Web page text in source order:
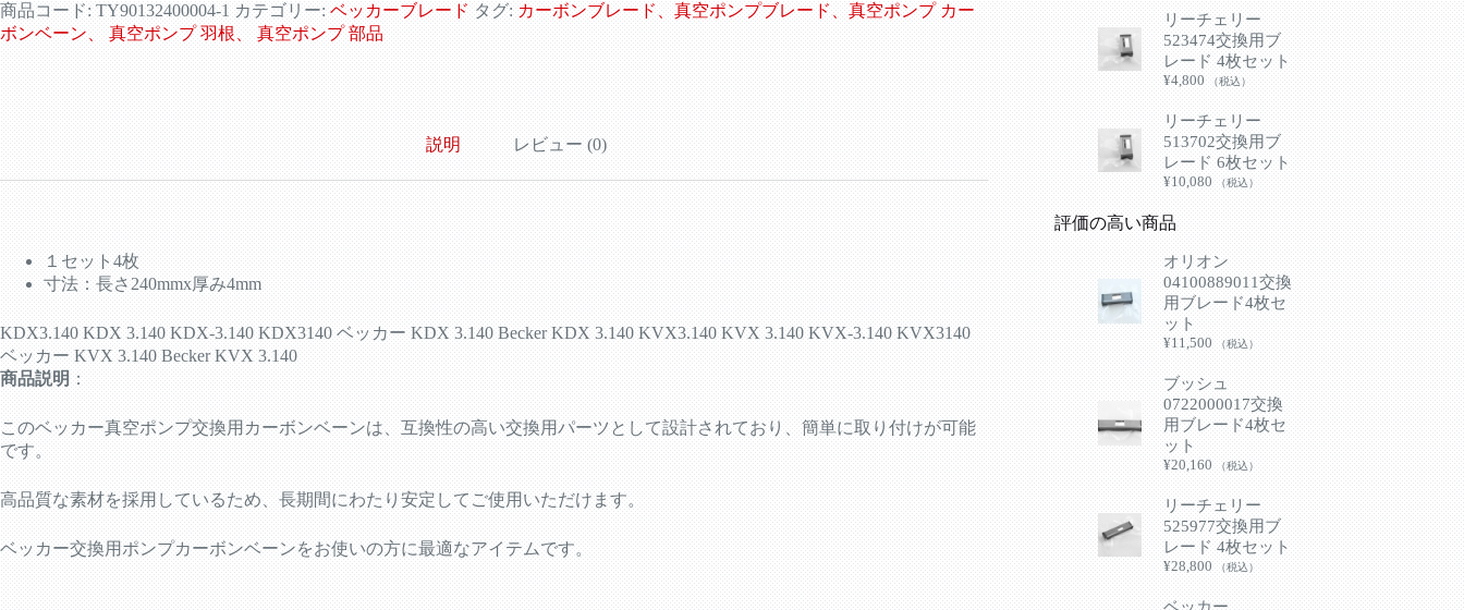
ー
90132400004
交
換
用
ブ
レ
ー
ド
4
枚
セ
ッ
ト
個
商品コード:TY90132400004-1 カテゴリー:ベッカーブレード タグ:カーボンブレード、真空ポンプブレード、真空ポンプ カー
ボンベーン、 真空ポンプ 羽根、 真空ポンプ 部品
説明 レビュー (0)
１セット4枚
寸法：長さ240mmx厚み4mm
KDX3.140 KDX 3.140 KDX-3.140 KDX3140 ベッカー KDX 3.140 Becker KDX 3.140 KVX3.140 KVX 3.140 KVX-3.140 KVX3140
ベッカー KVX 3.140 Becker KVX 3.140
商品説明：
このベッカー真空ポンプ交換用カーボンベーンは、互換性の高い交換用パーツとして設計されており、簡単に取り付けが可能
です。
高品質な素材を採用しているため、長期間にわたり安定してご使用いただけます。
ベッカー交換用ポンプカーボンベーンをお使いの方に最適なアイテムです。
リーチェリー
523474交換用ブ
レード 4枚セット
¥4,800 （税込）
リーチェリー
513702交換用ブ
レード 6枚セット
¥10,080 （税込）
評価の高い商品
オリオン
04100889011交換
用ブレード4枚セ
ット
¥11,500 （税込）
ブッシュ
0722000017交換
用ブレード4枚セ
ット
¥20,160 （税込）
リーチェリー
525977交換用ブ
レード 4枚セット
¥28,800 （税込）
ベッカー